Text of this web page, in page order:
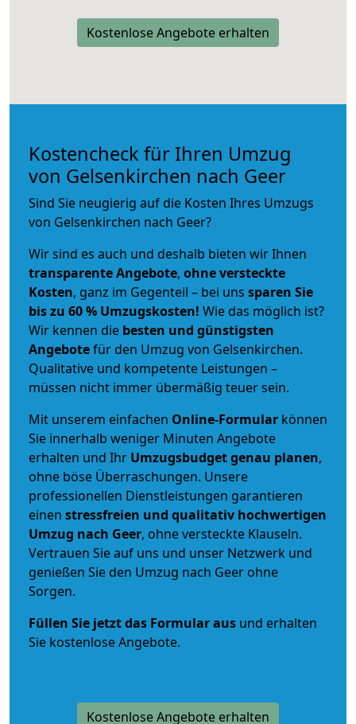
Kostenlose Angebote erhalten
Kostencheck für Ihren Umzug
von Gelsenkirchen nach Geer
Sind Sie neugierig auf die Kosten Ihres Umzugs
von Gelsenkirchen nach Geer?
Wir sind es auch und deshalb bieten wir Ihnen
transparente Angebote, ohne versteckte
Kosten, ganz im Gegenteil – bei uns sparen Sie
bis zu 60 % Umzugskosten! Wie das möglich ist?
Wir kennen die besten und günstigsten
Angebotefür den Umzug von Gelsenkirchen.
Qualitative und kompetente Leistungen –
müssen nicht immer übermäßig teuer sein.
Mit unserem einfachen Online-Formular können
Sie innerhalb weniger Minuten Angebote
erhalten und Ihr Umzugsbudgetgenau planen,
ohne böse Überraschungen. Unsere
professionellen Dienstleistungen garantieren
einen stressfreien und qualitativ hochwertigen
Umzug nach Geer, ohne versteckte Klauseln.
Vertrauen Sie auf uns und unser Netzwerk und
genießen Sie den Umzug nach Geer ohne
Sorgen.
Füllen Sie jetzt das Formular aus und erhalten
Sie kostenlose Angebote.
Kostenlose Angebote erhalten